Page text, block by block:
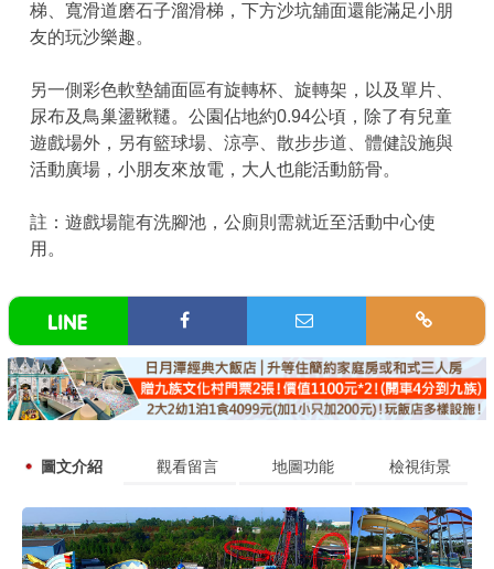
梯、寬滑道磨石子溜滑梯，下方沙坑舖面還能滿足小朋
友的玩沙樂趣。
另一側彩色軟墊舖面區有旋轉杯、旋轉架，以及單片、
尿布及鳥巢盪鞦韆。公園佔地約0.94公頃，除了有兒童
遊戲場外，另有籃球場、涼亭、散步步道、體健設施與
活動廣場，小朋友來放電，大人也能活動筋骨。
註：遊戲場龍有洗腳池，公廁則需就近至活動中心使
用。
圖文介紹 觀看留言 地圖功能 檢視街景